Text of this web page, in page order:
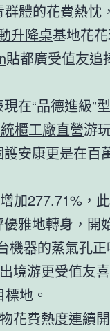
群體的花費熱忱
升降桌基地花
貼都廣受值友追
在“品德進級”
櫃工廠直營游
安康更是在百
加277.71%，
雅地轉身，開
機器的蒸氣孔
境游更受值友
地。
花費熱度連續